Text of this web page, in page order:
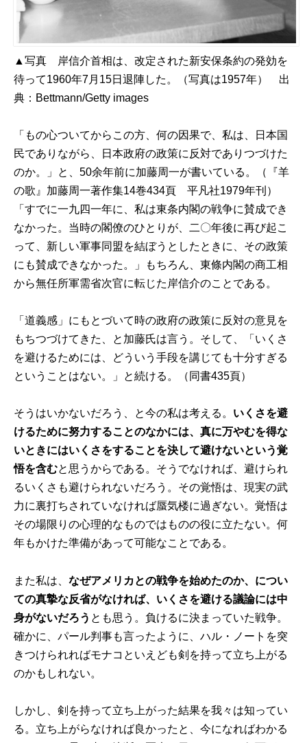
▲写真 岸信介首相は、改定された新安保条約の発効を
待って1960年7月15日退陣した。（写真は1957年） 出
典： Bettmann/Getty images
「もの心ついてからこの方、何の因果で、私は、日本国
民でありながら、日本政府の政策に反対でありつづけた
のか。」と、50余年前に加藤周一が書いている。（『羊
の歌』加藤周一著作集14巻434頁 平凡社1979年刊）
「すでに一九四一年に、私は東条内閣の戦争に賛成でき
なかった。当時の閣僚のひとりが、二〇年後に再び起こ
って、新しい軍事同盟を結ぼうとしたときに、その政策
にも賛成できなかった。」もちろん、東條内閣の商工相
から無任所軍需省次官に転じた岸信介のことである。
「道義感」にもとづいて時の政府の政策に反対の意見を
もちつづけてきた、と加藤氏は言う。そして、「いくさ
を避けるためには、どういう手段を講じても十分すぎる
ということはない。」と続ける。（同書435頁）
そうはいかないだろう、と今の私は考える。 いくさを避
けるために努力することのなかには、真に万やむを得な
いときにはいくさをすることを決して避けないという覚
悟を含むと思うからである。そうでなければ、避けられ
るいくさも避けられないだろう。その覚悟は、現実の武
力に裏打ちされていなければ蜃気楼に過ぎない。覚悟は
その場限りの心理的なものではものの役に立たない。何
年もかけた準備があって可能なことである。
また私は、なぜアメリカとの戦争を始めたのか、につい
ての真摯な反省がなければ、いくさを避ける議論には中
身がないだろう とも思う。負けるに決まっていた戦争。
確かに、パール判事も言ったように、ハル・ノートを突
きつけられればモナコといえども剣を持って立ち上がる
のかもしれない。
しかし、剣を持って立ち上がった結果を我々は知ってい
る。立ち上がらなければ良かったと、今になればわかる